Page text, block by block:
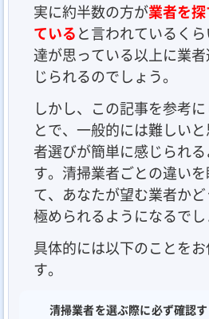
実に約半数の方が業者を
ていると言われているく
達が思っている以上に業
じられるのでしょう。
しかし、この記事を参考
とで、一般的には難しい
者選びが簡単に感じられ
す。清掃業者ごとの違い
て、あなたが望む業者か
極められるようになるでし
具体的には以下のことを
す。
清掃業者を選ぶ際に必ず確認